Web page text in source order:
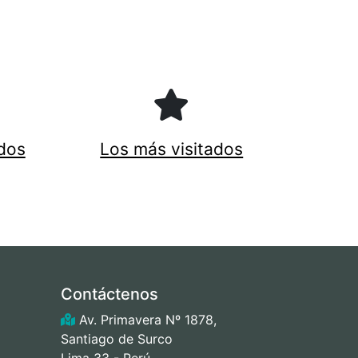
Los más visitados
Contáctenos
Av. Primavera Nº 1878,
Santiago de Surco